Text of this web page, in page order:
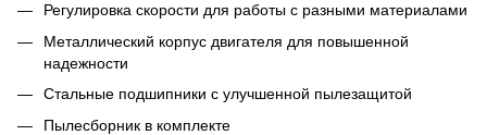
Регулировка скорости для работы с разными материалами
Металлический корпус двигателя для повышенной
надежности
Стальные подшипники с улучшенной пылезащитой
Пылесборник в комплекте